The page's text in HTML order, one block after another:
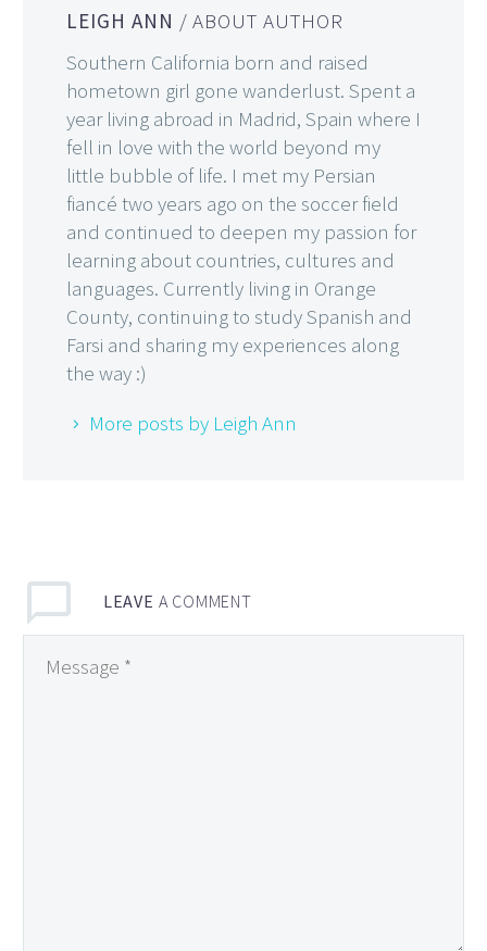
LEIGH ANN / ABOUT AUTHOR
Southern California born and raised
hometown girl gone wanderlust. Spent a
year living abroad in Madrid, Spain where I
fell in love with the world beyond my
little bubble of life. I met my Persian
fiancé two years ago on the soccer field
and continued to deepen my passion for
learning about countries, cultures and
languages. Currently living in Orange
County, continuing to study Spanish and
Farsi and sharing my experiences along
the way :)
More posts by Leigh Ann
LEAVE A COMMENT